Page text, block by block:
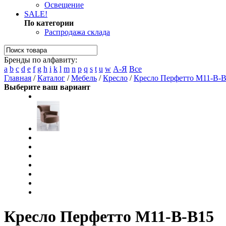
Освещение
SALE!
По категории
Распродажа склада
Бренды по алфавиту:
a b c d e f g h i k l m n p q s t u w А-Я Все
Главная /Каталог /Мебель /Кресло /Кресло Перфетто M11-B-
Выберите ваш вариант
Кресло Перфетто M11-B-B15